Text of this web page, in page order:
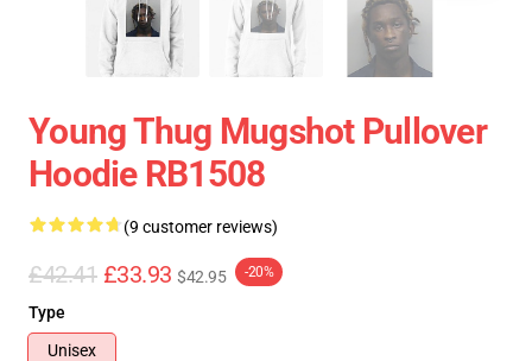
Young Thug Mugshot Pullover
Hoodie RB1508
(9 customer reviews)
£42.41 £33.93 $42.95 -20%
Type
Unisex